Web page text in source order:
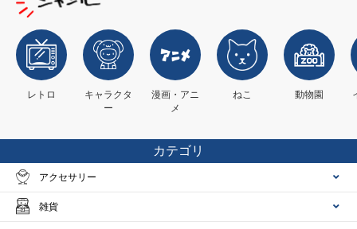
レトロ
キャラクタ
ー
漫画・アニ
メ
ねこ 動物園
カテゴリ
アクセサリー
雑貨